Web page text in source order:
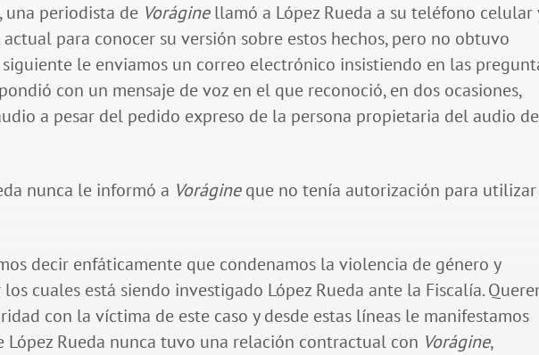
una periodista de Voráginellamó a López Rueda a su teléfono celular
para conocer su versión sobre estos hechos, pero no obtuvo
le enviamos un correo electrónico insistiendo en las
con un mensaje de voz en el que reconoció, en dos ocasiones,
a pesar del pedido expreso de la persona propietaria del audio
nunca le informó a Vorágineque no tenía autorización para
decir enfáticamente que condenamos la violencia de género y
cuales está siendo investigado López Rueda ante la Fiscalía.
con la víctima de este caso y desde estas líneas le manifestamos
López Rueda nunca tuvo una relación contractual con Vorágine,